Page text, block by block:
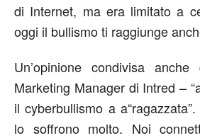
di Internet, ma era limitato a
oggi il bullismo ti raggiunge
Un’opinione condivisa
Marketing Manager di Intred –
il cyberbullismo a
lo soffrono molto. Noi